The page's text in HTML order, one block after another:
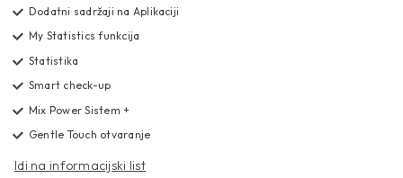
Dodatni sadržaji na Aplikaciji
My Statistics funkcija
Statistika
Smart check-up
Mix Power Sistem +
Gentle Touch otvaranje
Idi na informacijski list